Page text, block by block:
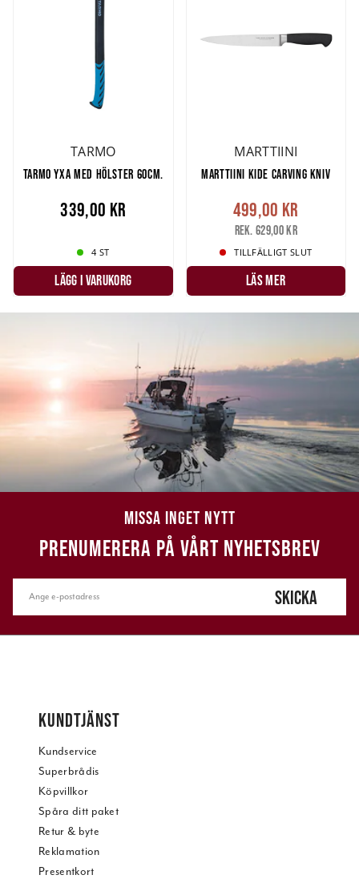
TARMO
TARMO YXA MED HÖLSTER 60CM.
339,00 kr
4 ST
LÄGG I VARUKORG
MARTTIINI
MARTTIINI KIDE CARVING KNIV
499,00 kr
Rek. 629,00 kr
TILLFÄLLIGT SLUT
LÄS MER
MISSA INGET NYTT
PRENUMERERA PÅ VÅRT NYHETSBREV
SKICKA
KUNDTJÄNST
Kundservice
Superbrådis
Köpvillkor
Spåra ditt paket
Retur & byte
Reklamation
Presentkort